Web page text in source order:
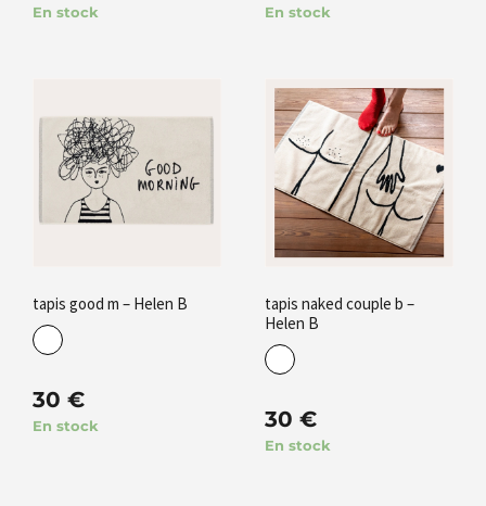
En stock En stock
tapis good m – Helen B
30 €
En stock
tapis naked couple b –
Helen B
30 €
En stock